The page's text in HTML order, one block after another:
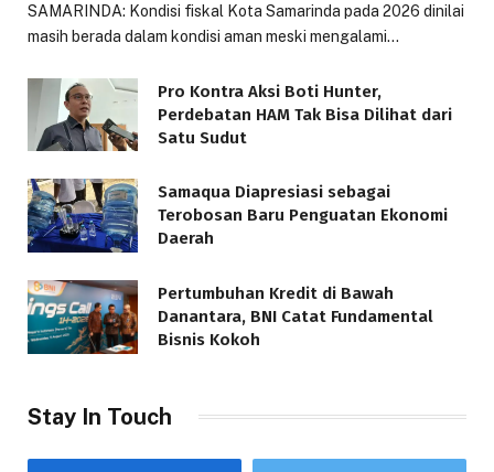
SAMARINDA: Kondisi fiskal Kota Samarinda pada 2026 dinilai
masih berada dalam kondisi aman meski mengalami…
Pro Kontra Aksi Boti Hunter,
Perdebatan HAM Tak Bisa Dilihat dari
Satu Sudut
Samaqua Diapresiasi sebagai
Terobosan Baru Penguatan Ekonomi
Daerah
Pertumbuhan Kredit di Bawah
Danantara, BNI Catat Fundamental
Bisnis Kokoh
Stay In Touch